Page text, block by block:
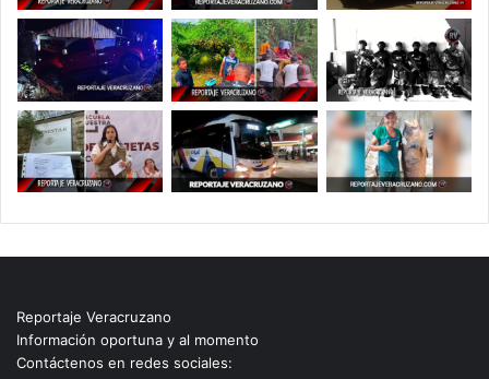
Reportaje Veracruzano
Información oportuna y al momento
Contáctenos en redes sociales: